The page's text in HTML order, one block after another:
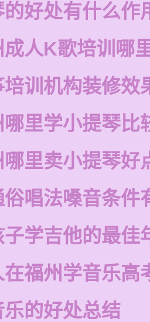
的好处有什么作
成人K歌培训哪
培训机构装修效
里学小提琴比
里卖小提琴好
俗唱法嗓音条件
子学吉他的最佳
在福州学音乐高
乐的好处总结